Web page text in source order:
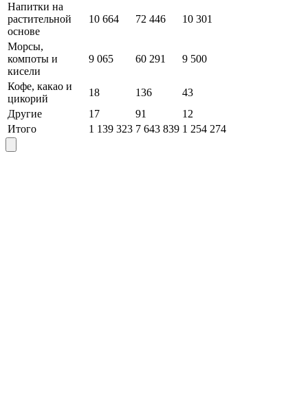
Напитки на
растительной
основе
10 664 72 446 10 301
Морсы,
компоты и
кисели
9 065 60 291 9 500
Кофе, какао и
цикорий
18 136
43
Другие
17 91
12
Итого
1 139 323 7 643 839 1 254 274